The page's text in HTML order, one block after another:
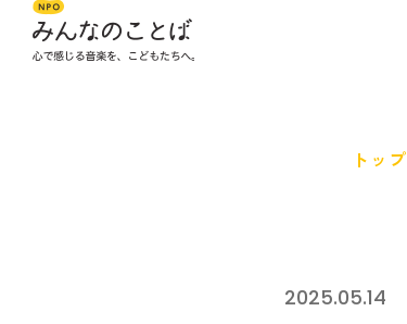
トップ
2025.05.14